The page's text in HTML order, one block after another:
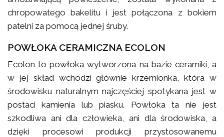
chropowatego bakelitu i jest połączona z bokiem
patelni za pomocą jednej śruby.
POWŁOKA CERAMICZNA ECOLON
Ecolon to powłoka wytworzona na bazie ceramiki, a
w jej skład wchodzi głównie krzemionka, która w
środowisku naturalnym najczęściej spotykana jest w
postaci kamienia lub piasku. Powłoka ta nie jest
szkodliwa ani dla człowieka, ani dla środowiska, a
dzięki procesowi produkcji przystosowanemu